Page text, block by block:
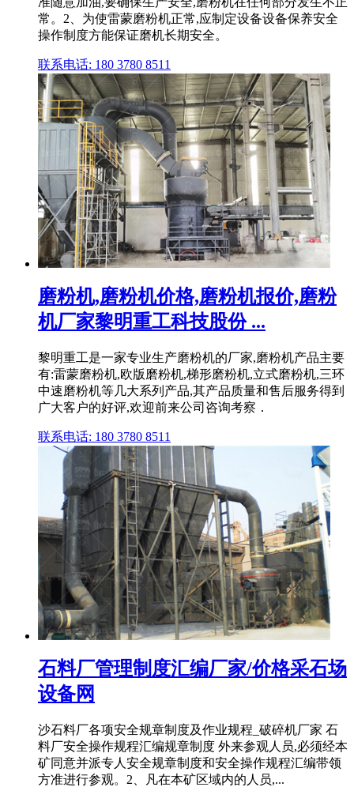
常。2、为使雷蒙磨粉机正常,应制定设备设备保养安全
操作制度方能保证磨机长期安全。
联系电话: 180 3780 8511
磨粉机,磨粉机价格,磨粉机报价,磨粉
机厂家黎明重工科技股份 ...
黎明重工是一家专业生产磨粉机的厂家,磨粉机产品主要
有:雷蒙磨粉机,欧版磨粉机,梯形磨粉机,立式磨粉机,三环
中速磨粉机等几大系列产品,其产品质量和售后服务得到
广大客户的好评,欢迎前来公司咨询考察．
联系电话: 180 3780 8511
石料厂管理制度汇编厂家/价格采石场
设备网
沙石料厂各项安全规章制度及作业规程_破碎机厂家 石
料厂安全操作规程汇编规章制度 外来参观人员,必须经本
矿同意并派专人安全规章制度和安全操作规程汇编带领
方准进行参观。2、凡在本矿区域内的人员,...